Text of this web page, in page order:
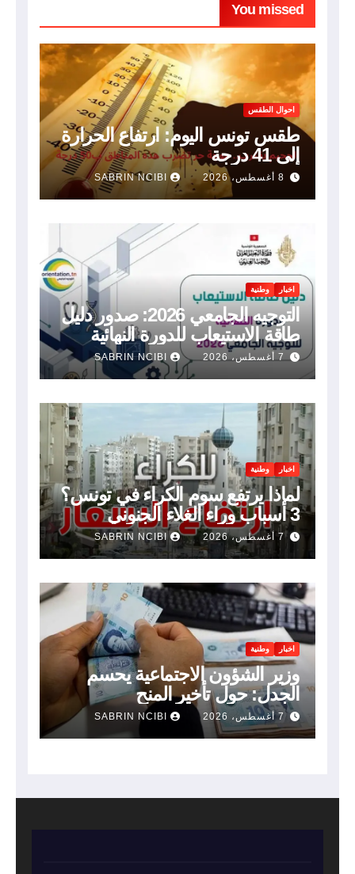
You missed
احوال الطقس
طقس تونس اليوم: ارتفاع الحرارة
إلى 41 درجة
8 أغسطس، 2026 SABRIN NCIBI
اخبار وطنية
التوجيه الجامعي 2026: صدور دليل
طاقة الاستيعاب للدورة النهائية
7 أغسطس، 2026 SABRIN NCIBI
اخبار وطنية
لماذا يرتفع سوم الكراء في تونس؟
3 أسباب وراء الغلاء الجنوني
7 أغسطس، 2026 SABRIN NCIBI
اخبار وطنية
وزير الشؤون الاجتماعية يحسم
الجدل: حول تأخير المنح
7 أغسطس، 2026 SABRIN NCIBI